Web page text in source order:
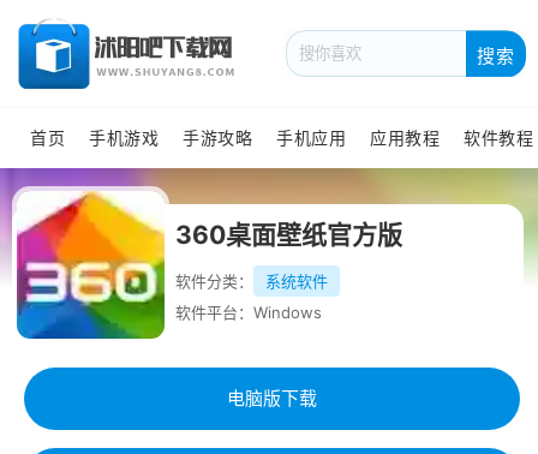
搜索
首页 手机游戏 手游攻略 手机应用 应用教程 软件教程
360桌面壁纸官方版
软件分类：
系统软件
软件平台：Windows
电脑版下载